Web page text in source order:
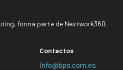
forma parte de Nextwork360.
Contactos
info@bps.com.es